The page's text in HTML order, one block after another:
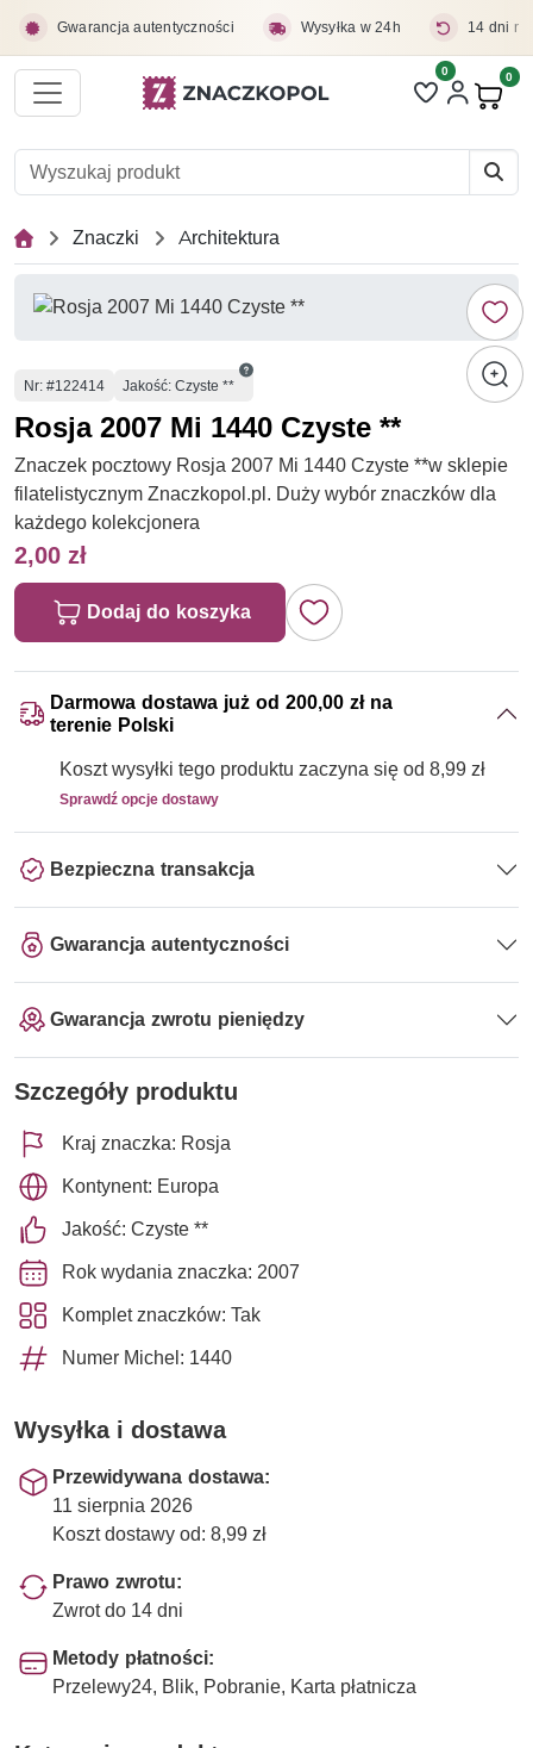
Gwarancja autentyczności Wysyłka w 24h 14 dni
Liczba pozycji
0 0
Znaczki Architektura
Numer
Nr: #122414 Jakość: Czyste **
Rosja 2007 Mi 1440 Czyste **
Znaczek pocztowy Rosja 2007 Mi 1440 Czyste **w sklepie
filatelistycznym Znaczkopol.pl. Duży wybór znaczków dla
każdego kolekcjonera
2,00 zł
Dodaj do koszyka
Darmowa dostawa już od 200,00 zł na
terenie Polski
Koszt wysyłki tego produktu zaczyna się od 8,99 zł
Sprawdź opcje dostawy
Bezpieczna transakcja
Gwarancja autentyczności
Gwarancja zwrotu pieniędzy
Szczegóły produktu
Kraj znaczka: Rosja
Kontynent: Europa
Jakość: Czyste **
Rok wydania znaczka: 2007
Komplet znaczków: Tak
Numer Michel: 1440
Wysyłka i dostawa
Przewidywana dostawa:
11 sierpnia 2026
Koszt dostawy od: 8,99 zł
Prawo zwrotu:
Zwrot do 14 dni
Metody płatności:
Przelewy24, Blik, Pobranie, Karta płatnicza